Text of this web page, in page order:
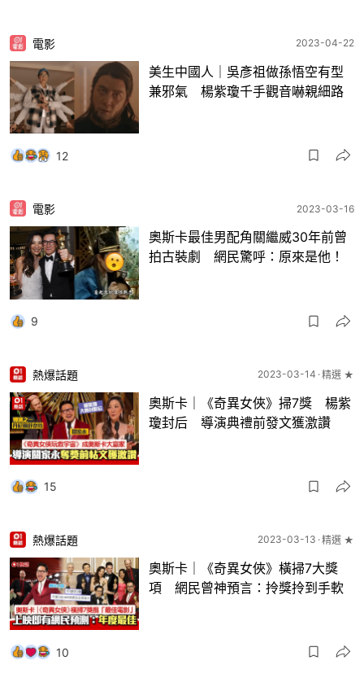
電影 2023-04-22
美生中國人｜吳彥祖做孫悟空有型
兼邪氣 楊紫瓊千手觀音嚇親細路
12
電影 2023-03-16
奧斯卡最佳男配角關繼威30年前曾
拍古裝劇 網民驚呼：原來是他！
9
熱爆話題 2023-03-14 精選 ★
奧斯卡｜《奇異女俠》掃7獎 楊紫
瓊封后 導演典禮前發文獲激讚
15
熱爆話題 2023-03-13 精選 ★
奧斯卡｜《奇異女俠》橫掃7大獎
項 網民曾神預言：拎獎拎到手軟
10